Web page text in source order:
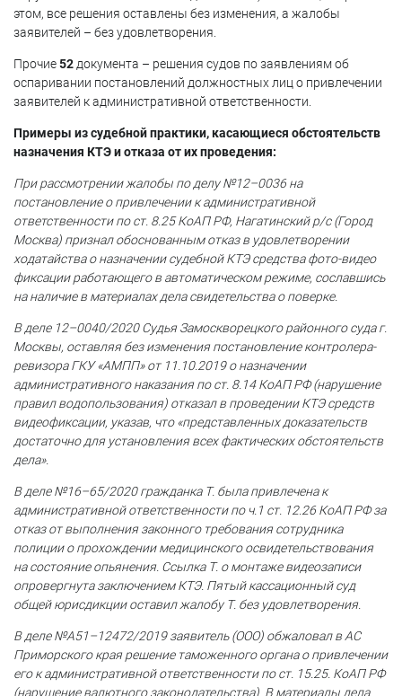
этом, все решения оставлены без изменения, а жалобы
заявителей – без удовлетворения.
Прочие52 документа – решения судов по заявлениям об
оспаривании постановлений должностных лиц о привлечении
заявителей к административной ответственности.
Примеры из судебной практики, касающиеся обстоятельств
назначения КТЭ и отказа от их проведения:
При рассмотрении жалобы по делу №12–0036 на
постановление о привлечении к административной
ответственности по ст. 8.25 КоАП РФ, Нагатинский р/с (Город
Москва) признал обоснованным отказ в удовлетворении
ходатайства о назначении судебной КТЭ средства фото-видео
фиксации работающего в автоматическом режиме, сославшись
на наличие в материалах дела свидетельства о поверке.
В деле 12–0040/2020 Судья Замоскворецкого районного суда г.
Москвы, оставляя без изменения постановление контролера-
ревизора ГКУ «АМПП» от 11.10.2019 о назначении
административного наказания по ст. 8.14 КоАП РФ (нарушение
правил водопользования) отказал в проведении КТЭ средств
видеофиксации, указав, что «представленных доказательств
достаточно для установления всех фактических обстоятельств
дела».
В деле №16–65/2020 гражданка Т. была привлечена к
административной ответственности по ч.1 ст. 12.26 КоАП РФ за
отказ от выполнения законного требования сотрудника
полиции о прохождении медицинского освидетельствования
на состояние опьянения. Ссылка Т. о монтаже видеозаписи
опровергнута заключением КТЭ. Пятый кассационный суд
общей юрисдикции оставил жалобу Т. без удовлетворения.
В деле №А51–12472/2019 заявитель (ООО) обжаловал в АС
Приморского края решение таможенного органа о привлечении
его к административной ответственности по ст. 15.25. КоАП РФ
(нарушение валютного законодательства). В материалы дела